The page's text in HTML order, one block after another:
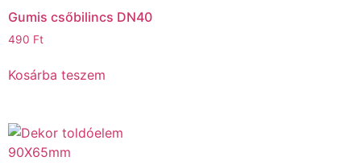
Gumis csőbilincs DN40
490 Ft
Kosárba teszem